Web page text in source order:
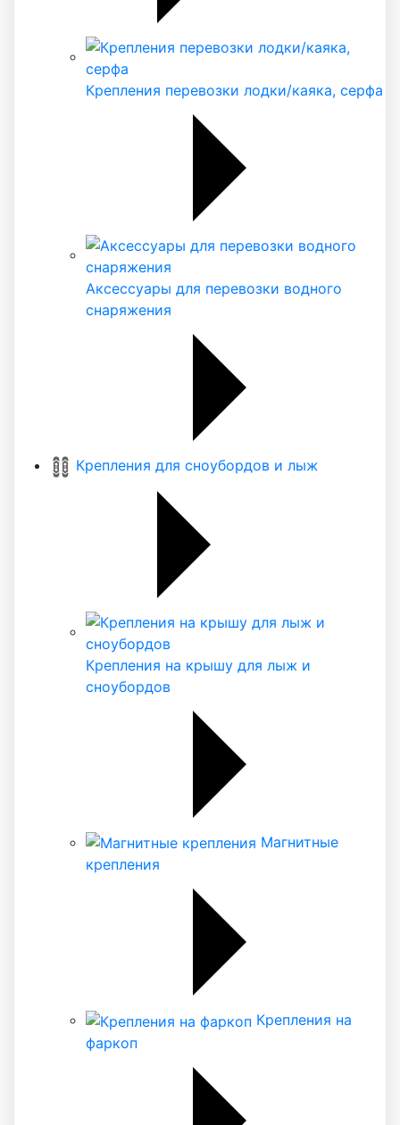
Крепления перевозки лодки/каяка, серфа
Аксессуары для перевозки водного
снаряжения
Крепления для сноубордов и лыж
Крепления на крышу для лыж и
сноубордов
Магнитные
крепления
Крепления на
фаркоп